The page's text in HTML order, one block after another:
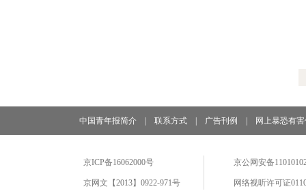
中国青年报简介 联系方式 广告刊例 网上暴恐有
京ICP备16062000号
京网文【2013】0922-971号
京公网安备
网络视听许可证